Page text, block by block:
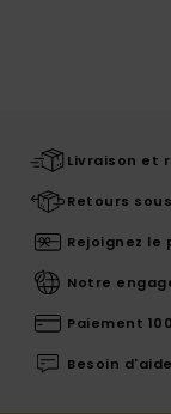
Livraison et
Retours
Rejoignez
Notre
Paiement
Besoin